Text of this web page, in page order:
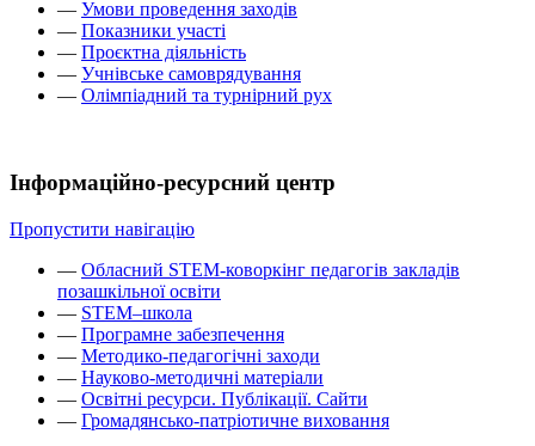
— Умови проведення заходів
— Показники участі
— Проєктна діяльність
— Учнівське самоврядування
— Олімпіадний та турнірний рух
Інформаційно-ресурсний центр
Пропустити навігацію
— Обласний STEM-коворкінг педагогів закладів
позашкільної освіти
— STEM–школа
— Програмне забезпечення
— Методико-педагогічні заходи
— Науково-методичні матеріали
— Освітні ресурси. Публікації. Сайти
— Громадянсько-патріотичне виховання